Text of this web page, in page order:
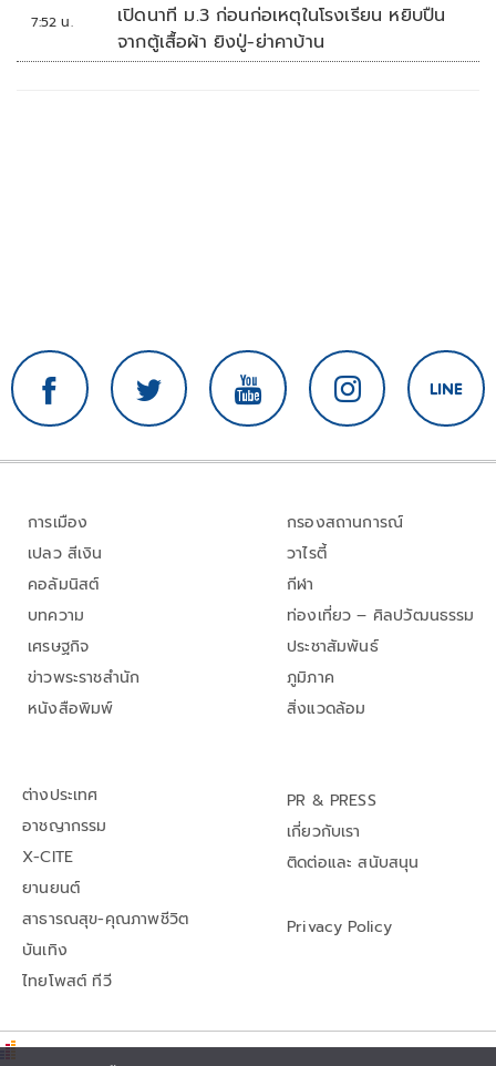
7:52 น.
เปิดนาที ม.3 ก่อนก่อเหตุในโรงเรียน หยิบปืน
จากตู้เสื้อผ้า ยิงปู่-ย่าคาบ้าน
การเมือง
เปลว สีเงิน
คอลัมนิสต์
บทความ
เศรษฐกิจ
ข่าวพระราชสำนัก
หนังสือพิมพ์
กรองสถานการณ์
วาไรตี้
กีฬา
ท่องเที่ยว – ศิลปวัฒนธรรม
ประชาสัมพันธ์
ภูมิภาค
สิ่งแวดล้อม
ต่างประเทศ
อาชญากรรม
X-CITE
ยานยนต์
สาธารณสุข-คุณภาพชีวิต
บันเทิง
ไทยโพสต์ ทีวี
PR & PRESS
เกี่ยวกับเรา
ติดต่อและ สนับสนุน
Privacy Policy